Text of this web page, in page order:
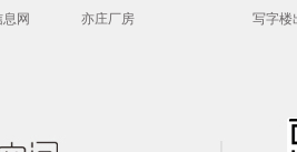
网
亦庄厂房
写字楼